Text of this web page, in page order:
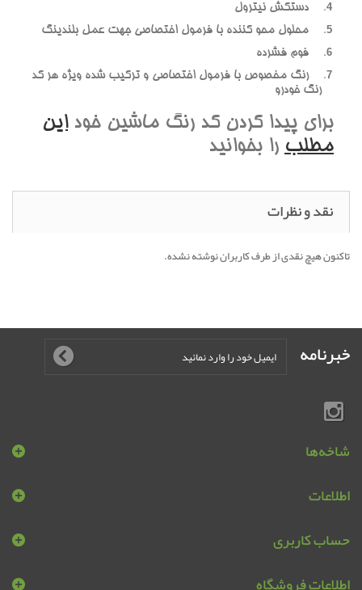
دستکش نيترول
محلول محو کننده با فرمول اختصاصي جهت عمل بلندينگ
فوم فشرده
رنگ مخصوص با فرمول اختصاصي و ترکيب شده ويژه هر کد
رنگ خودرو
براي پيدا کردن کد رنگ ماشين خوداين
مطلب را بخوانيد
نقد و نظرات
تاکنون هیچ نقدی از طرف کاربران نوشته نشده.
خبرنامه
شاخه‌ها
اطلاعات
حساب کاربری